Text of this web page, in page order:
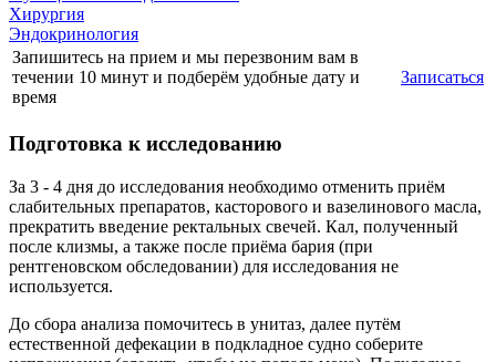
Хирургия
Эндокринология
Запишитесь на прием и мы перезвоним вам в
течении 10 минут и подберём удобные дату и
время
Записаться
Подготовка к исследованию
За 3 - 4 дня до исследования необходимо отменить приём
слабительных препаратов, касторового и вазелинового масла,
прекратить введение ректальных свечей. Кал, полученный
после клизмы, а также после приёма бария (при
рентгеновском обследовании) для исследования не
используется.
До сбора анализа помочитесь в унитаз, далее путём
естественной дефекации в подкладное судно соберите